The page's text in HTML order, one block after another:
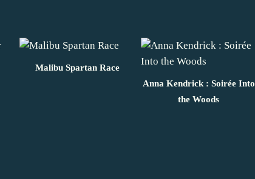
Malibu Spartan Race
Anna Kendrick : Soirée Into
the Woods